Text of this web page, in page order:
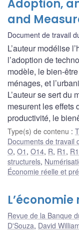
Adoption,
and
Document de travail
L’auteur modélise
l’adoption de
modèle, le bien-
ménages, et
L’auteur se sert du
mesurent les effets
productivité, le
Type(s) de contenu :
Documents de travail
O, O1 , O14, R, R1 ,
structurels,
Économie réelle et
Revue de la Banque
D'Souza, David